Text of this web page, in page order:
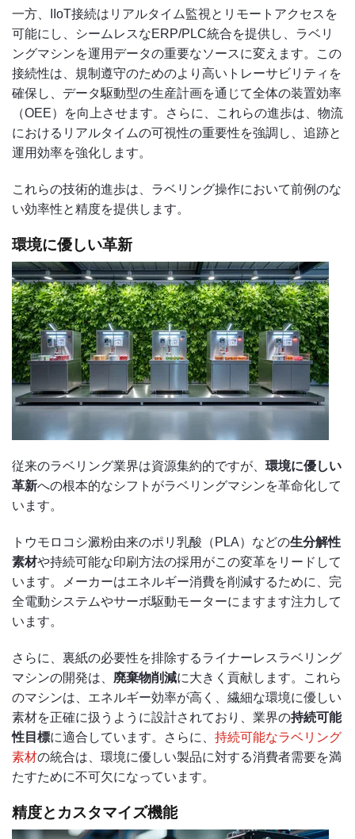
一方、IIoT接続はリアルタイム監視とリモートアクセスを
可能にし、シームレスなERP/PLC統合を提供し、ラベリ
ングマシンを運用データの重要なソースに変えます。この
接続性は、規制遵守のためのより高いトレーサビリティを
確保し、データ駆動型の生産計画を通じて全体の装置効率
（OEE）を向上させます。さらに、これらの進歩は、物流
におけるリアルタイムの可視性の重要性を強調し、追跡と
運用効率を強化します。
これらの技術的進歩は、ラベリング操作において前例のな
い効率性と精度を提供します。
環境に優しい革新
従来のラベリング業界は資源集約的ですが、 環境に優しい
革新への根本的なシフトがラベリングマシンを革命化して
います。
トウモロコシ澱粉由来のポリ乳酸（PLA）などの生分解性
素材や持続可能な印刷方法の採用がこの変革をリードして
います。メーカーはエネルギー消費を削減するために、完
全電動システムやサーボ駆動モーターにますます注力して
います。
さらに、裏紙の必要性を排除するライナーレスラベリング
マシンの開発は、 廃棄物削減に大きく貢献します。これら
のマシンは、エネルギー効率が高く、繊細な環境に優しい
素材を正確に扱うように設計されており、業界の持続可能
性目標に適合しています。さらに、 持続可能なラベリング
素材の統合は、環境に優しい製品に対する消費者需要を満
たすために不可欠になっています。
精度とカスタマイズ機能